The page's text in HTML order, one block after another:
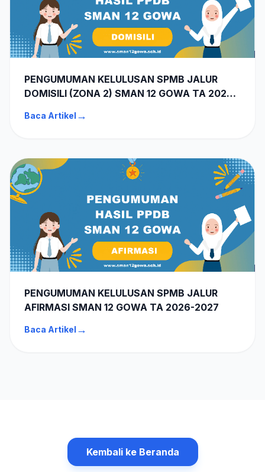
PENGUMUMAN KELULUSAN SPMB JALUR
DOMISILI (ZONA 2) SMAN 12 GOWA TA 2026-
Baca Artikel →
PENGUMUMAN KELULUSAN SPMB JALUR
AFIRMASI SMAN 12 GOWA TA 2026-2027
Baca Artikel →
Kembali ke Beranda